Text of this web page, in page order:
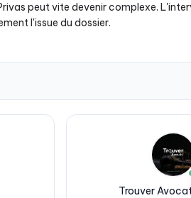
peut vite devenir complexe.
l'issue du dossier.
Trouver